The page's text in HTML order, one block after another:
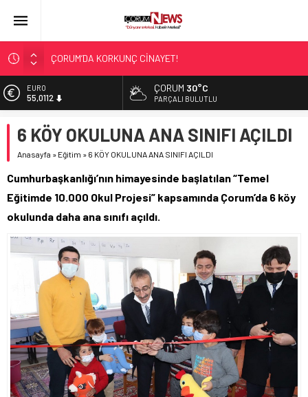
ÇORUM’DA KORKUNÇ CİNAYET!
ASLAN, CUMHURBAŞKANI BAŞDANIŞMANI OLDU
SIR PERDESİ ÇÖZÜLDÜ!
ÇATIDAN DÜŞTÜ!
EURO
55,0112
6.519,97
BİST
47,7025
ÇORUM 30°C
PARÇALI BULUTLU
6 KÖY OKULUNA ANA SINIFI AÇILDI
Anasayfa » Eğitim » 6 KÖY OKULUNA ANA SINIFI AÇILDI
Cumhurbaşkanlığı’nın himayesinde başlatılan “Temel
Eğitimde 10.000 Okul Projesi” kapsamında Çorum’da 6 köy
okulunda daha ana sınıfı açıldı.